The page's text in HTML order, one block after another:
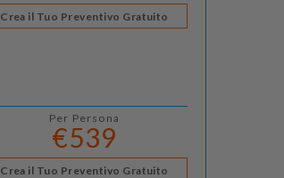
Crea il Tuo Preventivo Gratuito
Per Persona
€539
Crea il Tuo Preventivo Gratuito